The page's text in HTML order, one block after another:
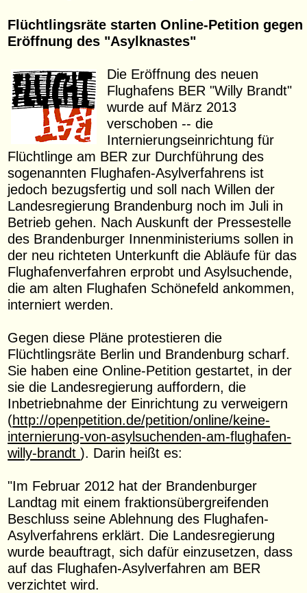
Flüchtlingsräte starten Online-Petition gegen
Eröffnung des "Asylknastes"
Die Eröffnung des neuen
Flughafens BER "Willy Brandt"
wurde auf März 2013
verschoben -- die
Internierungseinrichtung für
Flüchtlinge am BER zur Durchführung des
sogenannten Flughafen-Asylverfahrens ist
jedoch bezugsfertig und soll nach Willen der
Landesregierung Brandenburg noch im Juli in
Betrieb gehen. Nach Auskunft der Pressestelle
des Brandenburger Innenministeriums sollen in
der neu richteten Unterkunft die Abläufe für das
Flughafenverfahren erprobt und Asylsuchende,
die am alten Flughafen Schönefeld ankommen,
interniert werden.
Gegen diese Pläne protestieren die
Flüchtlingsräte Berlin und Brandenburg scharf.
Sie haben eine Online-Petition gestartet, in der
sie die Landesregierung auffordern, die
Inbetriebnahme der Einrichtung zu verweigern
(http://openpetition.de/petition/online/keine-
internierung-von-asylsuchenden-am-flughafen-
willy-brandt). Darin heißt es:
"Im Februar 2012 hat der Brandenburger
Landtag mit einem fraktionsübergreifenden
Beschluss seine Ablehnung des Flughafen-
Asylverfahrens erklärt. Die Landesregierung
wurde beauftragt, sich dafür einzusetzen, dass
auf das Flughafen-Asylverfahren am BER
verzichtet wird.